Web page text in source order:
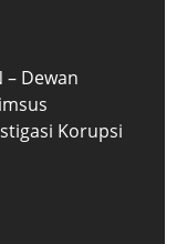
– Dewan
Korupsi